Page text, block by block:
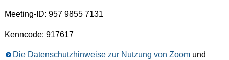
Meeting-ID: 957 9855 7131
Kenncode: 917617
Die Datenschutzhinweise zur Nutzung von Zoom und